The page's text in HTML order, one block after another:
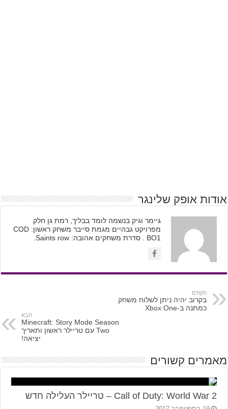
אודות אופק שלינגר
גיימר וגיק בנשמה לומד בבליך, רמת גן חלק
מפרויקט גבהיים מגמת סייבר משחק ראשון: COD
BO1 . סדרת משחקים אהובה: Saints row.
הקודם
בקרוב יהיה ניתן לשלוח משחק
כמתנה ב-Xbox One
הבא
Minecraft: Story Mode Season
Two עם טריילר ראשון ותאריך
יציאה!
מאמרים קשורים
Call of Duty: World War 2 – טריילר העלילה חדש